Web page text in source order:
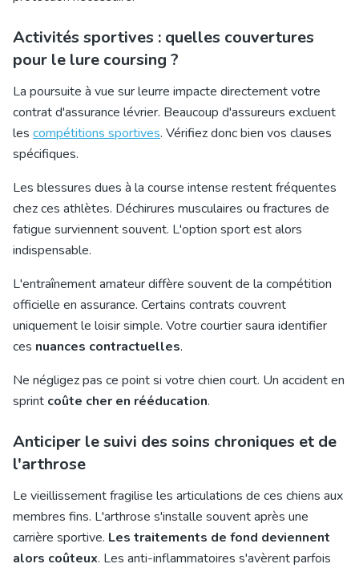
Activités sportives : quelles couvertures
pour le lure coursing ?
La poursuite à vue sur leurre impacte directement votre
contrat d'assurance lévrier. Beaucoup d'assureurs excluent
les compétitions sportives. Vérifiez donc bien vos clauses
spécifiques.
Les blessures dues à la course intense restent fréquentes
chezces athlètes. Déchirures musculaires ou fractures de
fatigue surviennent souvent. L'option sport est alors
indispensable.
L'entraînement amateur diffère souvent de la compétition
officielle en assurance. Certains contrats couvrent
uniquement le loisir simple. Votre courtier saura identifier
ces nuances contractuelles.
Ne négligez pas ce point si votre chien court. Un accident en
sprint coûte cher en rééducation.
Anticiper le suivi des soins chroniques et de
l'arthrose
Le vieillissement fragilise les articulations de ces chiens aux
membres fins. L'arthrose s'installe souvent après une
carrière sportive. Les traitements de fond deviennent
alors coûteux. Les anti-inflammatoires s'avèrent parfois